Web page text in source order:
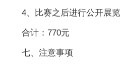
4、比赛之后进行公开展
合计：770元
七、注意事项